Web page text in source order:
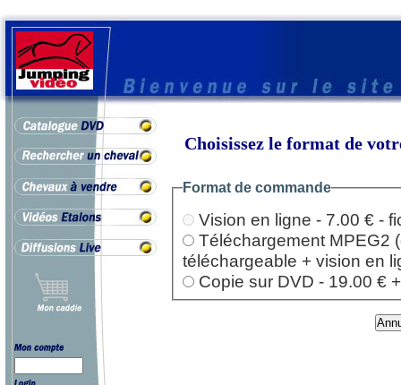
Choisissez le format de
Format de commande
Vision en ligne - 7.00 € -
Téléchargement MPEG2
téléchargeable + vision en
Copie sur DVD - 19.00 €